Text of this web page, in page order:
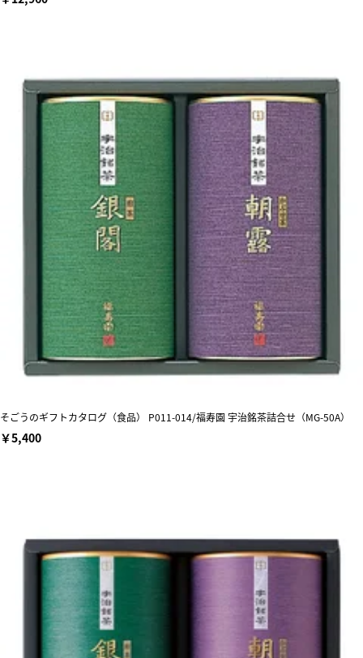
そごうのギフトカタログ（食品） P011-014/福寿園 宇治銘茶詰合せ（MG-50A）
￥5,400